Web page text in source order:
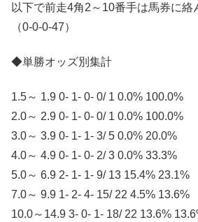
以下で前走4角2～10番手は馬券に絡
（0-0-0-47）
◆単勝オッズ別集計
1.5～ 1.9 0- 1- 0- 0/ 1 0.0% 100.0%
2.0～ 2.9 0- 1- 0- 0/ 1 0.0% 100.0%
3.0～ 3.9 0- 1- 1- 3/ 5 0.0% 20.0%
4.0～ 4.9 0- 1- 0- 2/ 3 0.0% 33.3%
5.0～ 6.9 2- 1- 1- 9/ 13 15.4% 23.1%
7.0～ 9.9 1- 2- 4- 15/ 22 4.5% 13.6%
10.0～14.9 3- 0- 1- 18/ 22 13.6%